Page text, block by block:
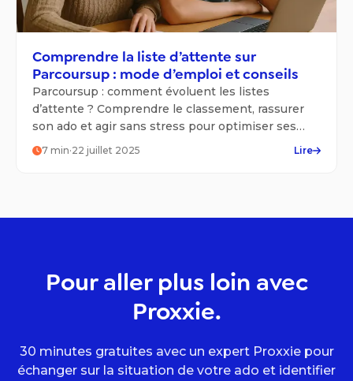
Comprendre la liste d’attente sur
Parcoursup : mode d’emploi et conseils
Parcoursup : comment évoluent les listes
d’attente ? Comprendre le classement, rassurer
son ado et agir sans stress pour optimiser ses
chances.
7 min·22 juillet 2025 Lire
Pour aller plus loin avec
Proxxie.
30 minutes gratuites avec un expert Proxxie pour
échanger sur la situation de votre ado et identifier